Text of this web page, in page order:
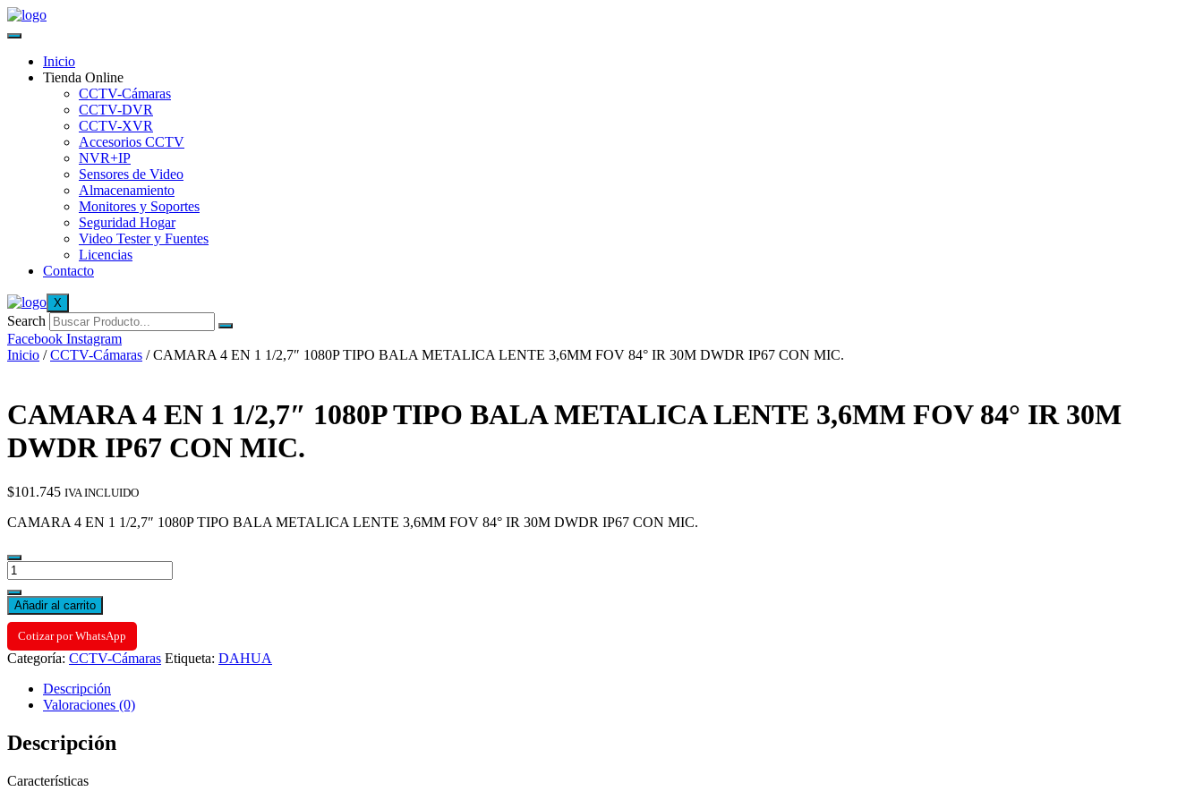
Inicio
Tienda Online
CCTV-Cámaras
CCTV-DVR
CCTV-XVR
Accesorios CCTV
NVR+IP
Sensores de Video
Almacenamiento
Monitores y Soportes
Seguridad Hogar
Video Tester y Fuentes
Licencias
Contacto
X
Search
Facebook Instagram
Inicio /CCTV-Cámaras / CAMARA 4 EN 1 1/2,7″ 1080P TIPO BALA METALICA LENTE 3,6MM FOV 84° IR 30M DWDR IP67 CON MIC.
CAMARA 4 EN 1 1/2,7″ 1080P TIPO BALA METALICA LENTE 3,6MM FOV 84° IR 30M
DWDR IP67 CON MIC.
$101.745 IVA INCLUIDO
CAMARA 4 EN 1 1/2,7″ 1080P TIPO BALA METALICA LENTE 3,6MM FOV 84° IR 30M DWDR IP67 CON MIC.
CAMARA
4
EN
1
1/2,7"
1080P
TIPO
BALA
METALICA
LENTE
FOV
IR
Añadir al carrito
Cotizar por WhatsApp
Categoría: CCTV-Cámaras Etiqueta: DAHUA
Descripción
Valoraciones (0)
Descripción
Características